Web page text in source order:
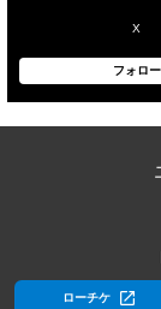
X
フォロー
ローチケ